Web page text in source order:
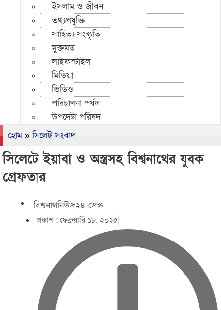
ইসলাম ও জীবন
তথ্যপ্রযুক্তি
সাহিত্য-সংস্কৃতি
মুক্তমত
লাইফস্টাইল
মিডিয়া
ভিডিও
পরিচালনা পর্ষদ
উপদেষ্টা পরিষদ
হোম»সিলেট সংবাদ
সিলেটে ইয়াবা ও অস্ত্রসহ বিশ্বনাথের যুবক
গ্রেফতার
বিশ্বনাথনিউজ২৪ ডেস্ক
প্রকাশ :ফেব্রুয়ারি ১৮, ২০২৫